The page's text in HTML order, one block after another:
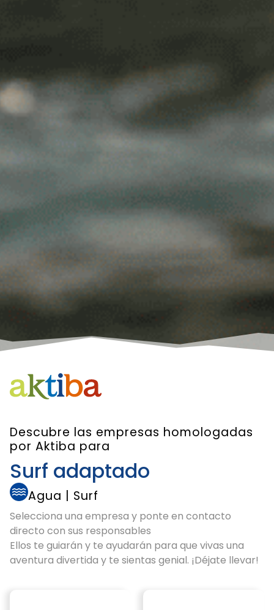
Descubre las empresas homologadas
por Aktiba para
Surf adaptado
Agua Surf
Selecciona una empresa y ponte en contacto
directo con sus responsables
Ellos te guiarán y te ayudarán para que vivas una
aventura divertida y te sientas genial. ¡Déjate llevar!